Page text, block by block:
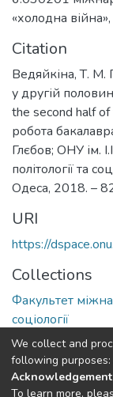
«холодна війна»,
Citation
Ведяйкіна, Т. М.
у другій
the second half
робота
Глєбов; ОНУ ім.
політології та
Одеса, 2018. –
URI
https://
Collections
Факультет
соціології
Full item
We collect and
following purposes:
To learn more,